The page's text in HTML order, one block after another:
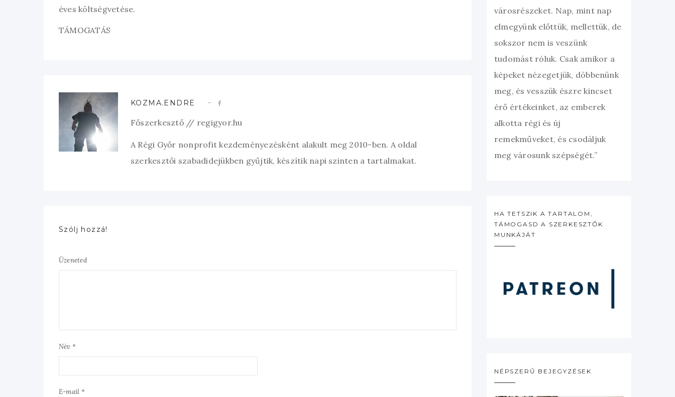
éves költségvetése.
TÁMOGATÁS
KOZMA.ENDRE
Főszerkesztő // regigyor.hu
A Régi Győr nonprofit kezdeményezésként alakult meg 2010-ben. A oldal
szerkesztői szabadidejükben gyűjtik, készítik napi szinten a tartalmakat.
Szólj hozzá!
Üzeneted
Név *
E-mail *
városrészeket. Nap, mint nap
elmegyünk előttük, mellettük, de
sokszor nem is veszünk
tudomást róluk. Csak amikor a
képeket nézegetjük, döbbenünk
meg, és vesszük észre kincset
érő értékeinket, az emberek
alkotta régi és új
remekműveket, és csodáljuk
meg városunk szépségét.”
HA TETSZIK A TARTALOM,
TÁMOGASD A SZERKESZTŐK
MUNKÁJÁT
NÉPSZERŰ BEJEGYZÉSEK